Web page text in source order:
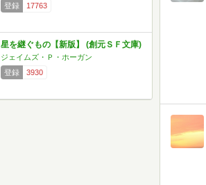
登録
17763
星を継ぐもの【新版】 (創元ＳＦ文庫)
ジェイムズ・Ｐ・ホーガン
登録
3930